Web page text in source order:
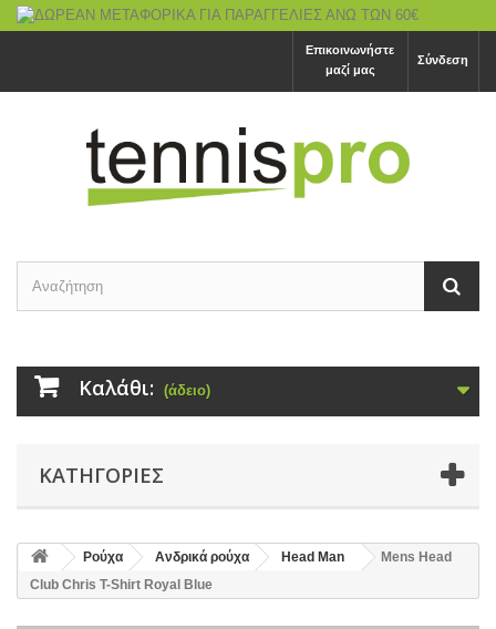
Σύνδεση
Επικοινωνήστε
μαζί μας
Καλάθι: (άδειο)
ΚΑΤΗΓΟΡΙΕΣ
Ρούχα Ανδρικά ρούχα Head Man
Mens Head
Club Chris T-Shirt Royal Blue